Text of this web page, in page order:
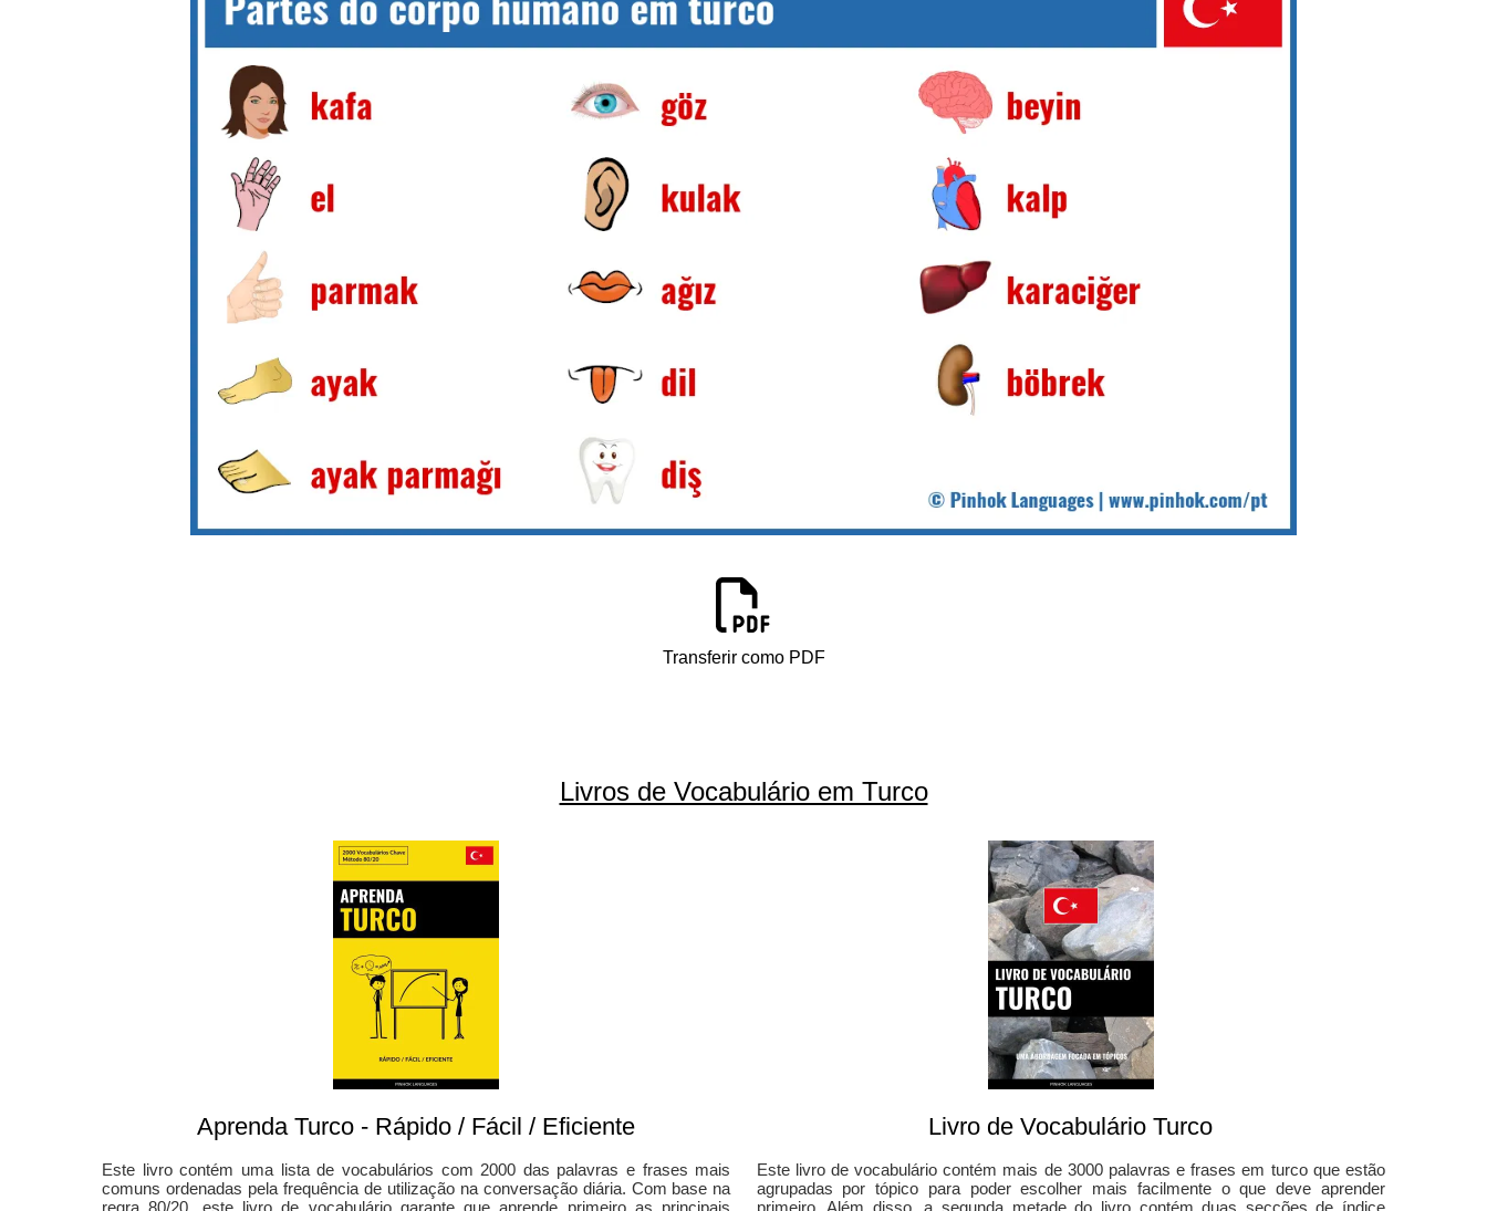
Transferir como PDF
Livros de Vocabulário em Turco
Aprenda Turco - Rápido / Fácil / Eficiente
Este livro contém uma lista de vocabulários com 2000 das palavras e frases mais
comuns ordenadas pela frequência de utilização na conversação diária. Com base na
regra 80/20, este livro de vocabulário garante que aprende primeiro as principais
Livro de Vocabulário Turco
Este livro de vocabulário contém mais de 3000 palavras e frases em turco que estão
agrupadas por tópico para poder escolher mais facilmente o que deve aprender
primeiro. Além disso, a segunda metade do livro contém duas secções de índice